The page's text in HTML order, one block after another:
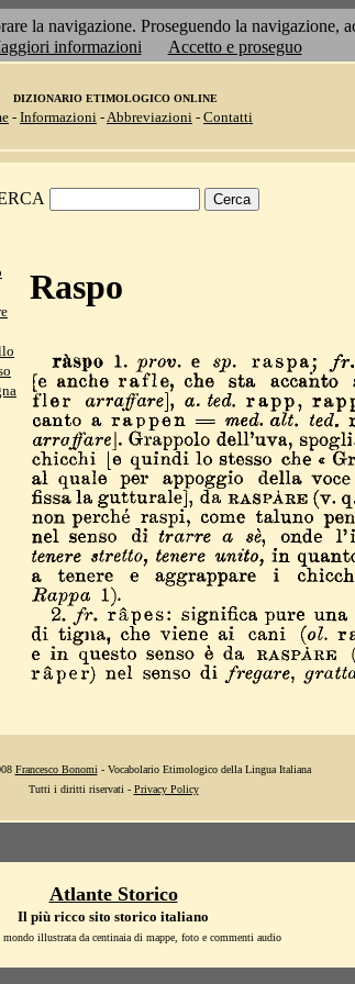
la navigazione. Proseguendo la
informazioni Accetto e proseguo
DIZIONARIO ETIMOLOGICO ONLINE
- Informazioni -Abbreviazioni - Contatti
Raspo
Francesco Bonomi - Vocabolario Etimologico della Lingua Italiana
Tutti i diritti riservati - Privacy Policy
Atlante Storico
Il più ricco sito storico italiano
mondo illustrata da centinaia di mappe, foto e commenti audio